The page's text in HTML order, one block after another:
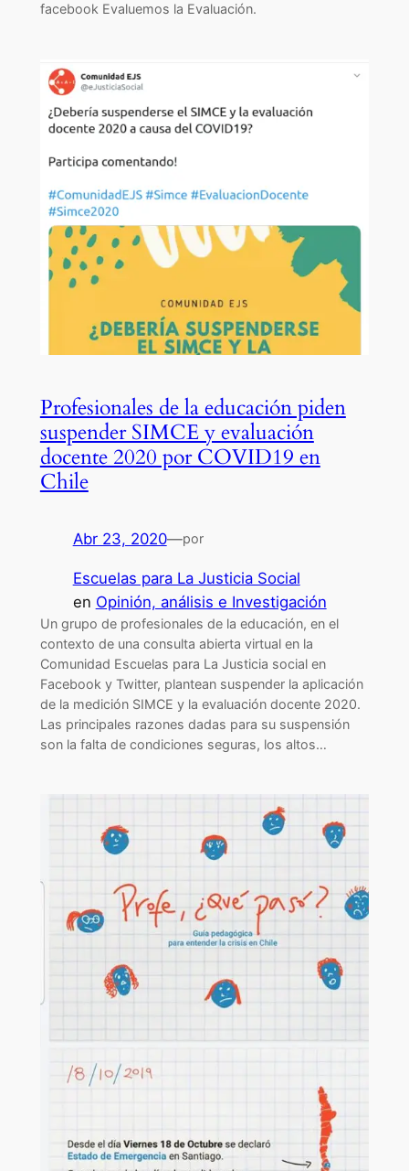
facebook Evaluemos la Evaluación.
Profesionales de la educación piden
suspender SIMCE y evaluación
docente 2020 por COVID19 en
Chile
Abr 23, 2020—por
Escuelas para La Justicia Social
en Opinión, análisis e Investigación
Un grupo de profesionales de la educación, en el
contexto de una consulta abierta virtual en la
Comunidad Escuelas para La Justicia social en
Facebook y Twitter, plantean suspender la aplicación
de la medición SIMCE y la evaluación docente 2020.
Las principales razones dadas para su suspensión
son la falta de condiciones seguras, los altos…